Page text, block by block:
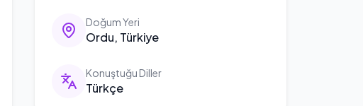
Doğum Yeri
Ordu, Türkiye
Konuştuğu Diller
Türkçe